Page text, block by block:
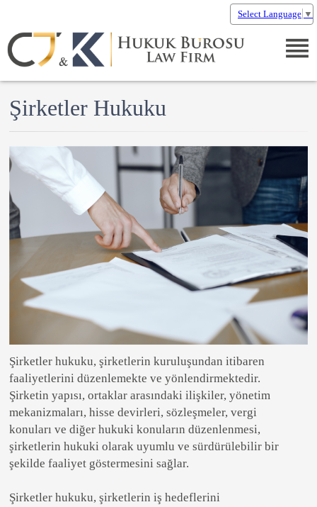
Select Language ▼
Şirketler Hukuku
Şirketler hukuku, şirketlerin kuruluşundan itibaren
faaliyetlerini düzenlemekte ve yönlendirmektedir.
Şirketin yapısı, ortaklar arasındaki ilişkiler, yönetim
mekanizmaları, hisse devirleri, sözleşmeler, vergi
konuları ve diğer hukuki konuların düzenlenmesi,
şirketlerin hukuki olarak uyumlu ve sürdürülebilir bir
şekilde faaliyet göstermesini sağlar.
Şirketler hukuku, şirketlerin iş hedeflerini